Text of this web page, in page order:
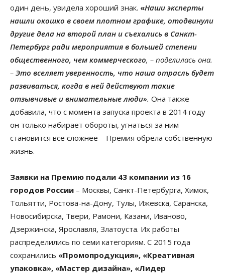
один день, увидела хороший знак. «Наши эксперты
нашли окошко в своем плотном графике, отодвинули
другие дела на второй план и съехались в Санкт-
Петербург ради мероприятия в большей степени
общественного, чем коммерческого, – поделилась она.
– Это вселяет уверенность, что наша отрасль будет
развиваться, когда в ней действуют такие
отзывчивые и внимательные люди». Она также
добавила, что с момента запуска проекта в 2014 году
он только набирает обороты, угнаться за ним
становится все сложнее – Премия обрела собственную
жизнь.
Заявки на Премию подали 43 компании из 16
городов России – Москвы, Санкт-Петербурга, Химок,
Тольятти, Ростова-на-Дону, Тулы, Ижевска, Саранска,
Новосибирска, Твери, Рамони, Казани, Иваново,
Дзержинска, Ярославля, Златоуста. Их работы
распределились по семи категориям. С 2015 года
сохранились «Промопродукция», «Креативная
упаковка», «Мастер дизайна», «Лидер